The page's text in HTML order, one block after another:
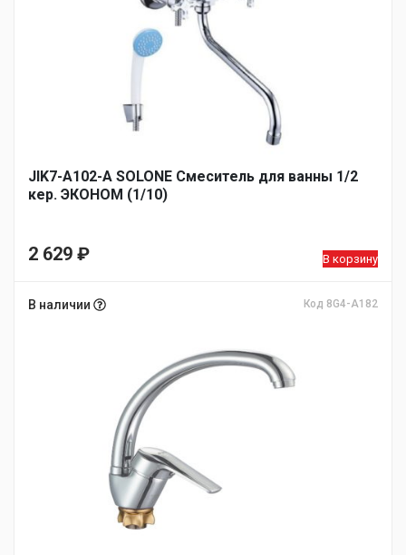
JIK7-A102-А SOLONE Смеситель для ванны 1/2
кер. ЭКОНОМ (1/10)
2 629 ₽ В корзину
В наличии Код 8G4-A182